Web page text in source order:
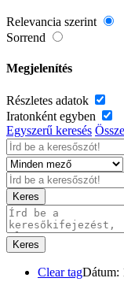
Relevancia szerint
Sorrend
Megjelenítés
Részletes adatok
Iratonként egyben
Egyszerű keresés
Keres
Keres
Clear tagDátum: